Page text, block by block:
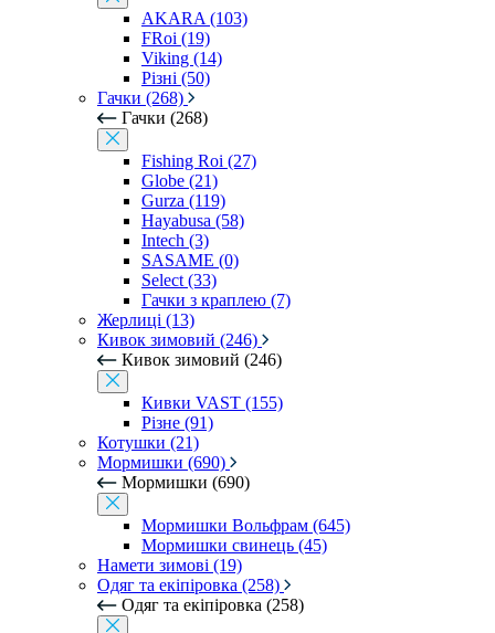
AKARA (103)
FRoi (19)
Viking (14)
Різні (50)
Гачки (268)
Гачки (268)
Fishing Roi (27)
Globe (21)
Gurza (119)
Hayabusa (58)
Intech (3)
SASAME (0)
Select (33)
Гачки з краплею (7)
Жерлиці (13)
Кивок зимовий (246)
Кивок зимовий (246)
Кивки VAST (155)
Різне (91)
Котушки (21)
Мормишки (690)
Мормишки (690)
Мормишки Вольфрам (645)
Мормишки свинець (45)
Намети зимові (19)
Одяг та екіпіровка (258)
Одяг та екіпіровка (258)